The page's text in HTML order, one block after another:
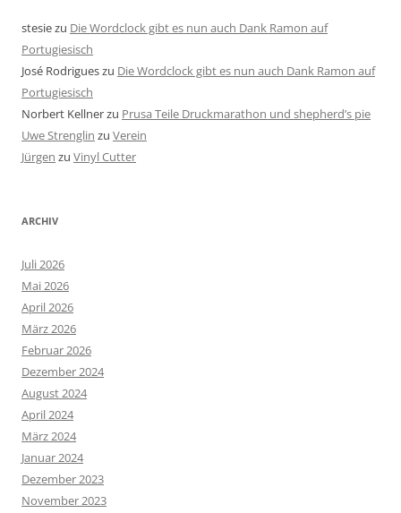
stesiezu Die Wordclock gibt es nun auch Dank Ramon auf
Portugiesisch
José Rodrigueszu Die Wordclock gibt es nun auch Dank Ramon auf
Portugiesisch
Norbert Kellnerzu Prusa Teile Druckmarathon und shepherd’s pie
Uwe Strenglin zu Verein
Jürgen zu Vinyl Cutter
ARCHIV
Juli 2026
Mai 2026
April 2026
März 2026
Februar 2026
Dezember 2024
August 2024
April 2024
März 2024
Januar 2024
Dezember 2023
November 2023